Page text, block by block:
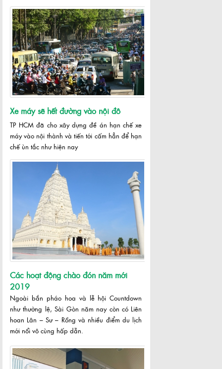
Xe máy sẽ hết đường vào nội đô
TP HCM đã cho xây dựng đề án hạn chế xe
máy vào nội thành và tiến tới cấm hẳn để hạn
chế ùn tắc như hiện nay
Các hoạt động chào đón năm mới
2019
Ngoài bắn pháo hoa và lễ hội Countdown
như thường lệ, Sài Gòn năm nay còn có Liên
hoan Lân – Sư – Rồng và nhiều điểm du lịch
mới nổi vô cùng hấp dẫn.